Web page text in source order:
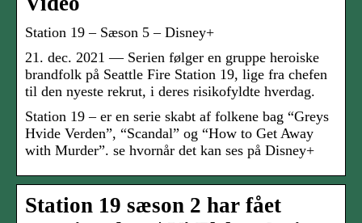
Station 19 – Sæson 5 – Disney+
21. dec. 2021 — Serien følger en gruppe heroiske
brandfolk på Seattle Fire Station 19, lige fra chefen
til den nyeste rekrut, i deres risikofyldte hverdag.
Station 19 – er en serie skabt af folkene bag “Greys
Hvide Verden”, “Scandal” og “How to Get Away
with Murder”. se hvornår det kan ses på Disney+
Station 19 sæson 2 har fået